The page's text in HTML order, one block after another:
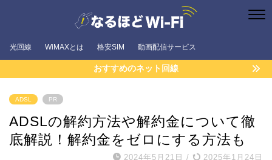
光回線 WiMAXとは 格安SIM 動画配信サービス
おすすめのネット回線
ADSL PR
ADSLの解約方法や解約金について徹
底解説！解約金をゼロにする方法も
2024年5月21日 / 2025年1月24日